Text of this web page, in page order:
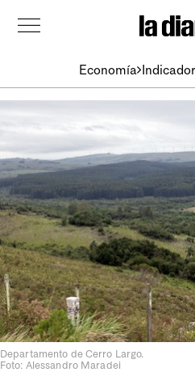
Economía
Departamento de Cerro Largo.
Foto: Alessandro Maradei